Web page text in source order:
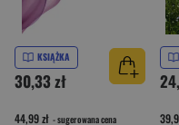
KSIĄŻKA
30,33 zł
44,99 zł - sugerowana cena